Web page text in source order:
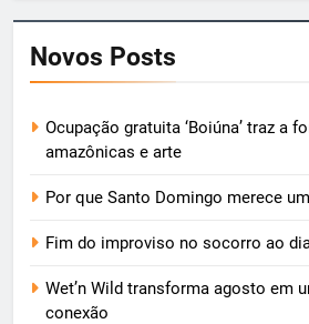
Novos Posts
Ocupação gratuita ‘Boiúna’ traz a
amazônicas e arte
Por que Santo Domingo merece
Fim do improviso no socorro ao
Wet’n Wild transforma agosto em
conexão